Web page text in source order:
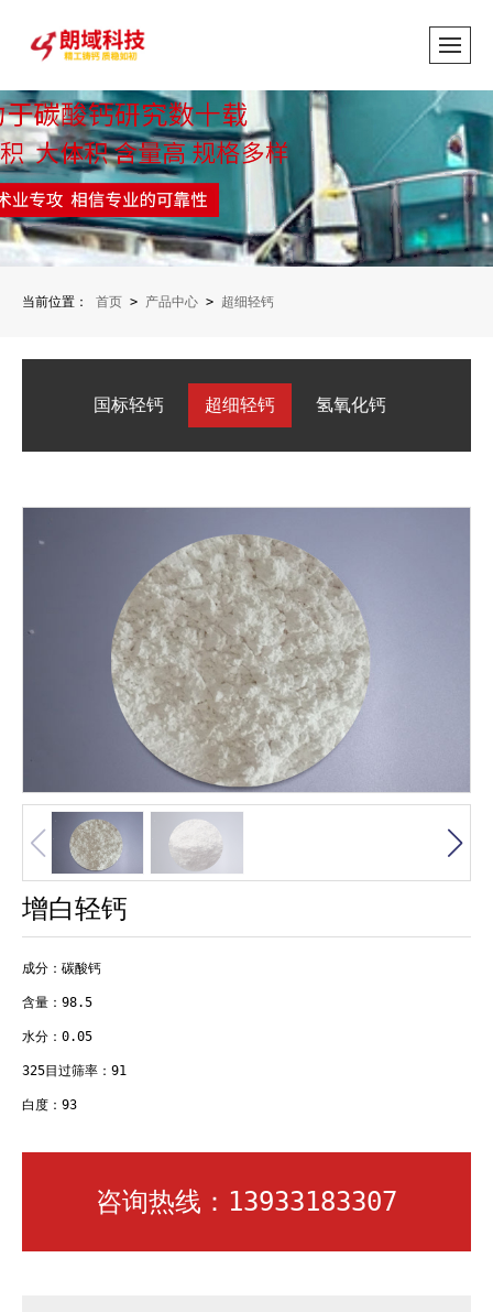
当前位置： 首页 > 产品中心 > 超细轻钙
国标轻钙 超细轻钙 氢氧化钙
增白轻钙
成分：碳酸钙
含量：98.5
水分：0.05
325目过筛率：91
白度：93
咨询热线：13933183307